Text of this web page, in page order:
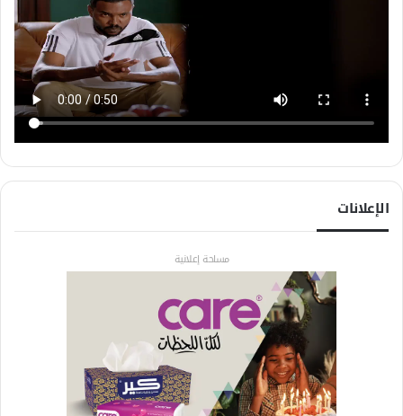
الإعلانات
مساحة إعلانية